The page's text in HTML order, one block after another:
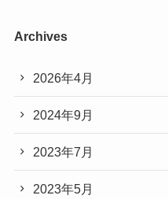
Archives
2026年4月
2024年9月
2023年7月
2023年5月